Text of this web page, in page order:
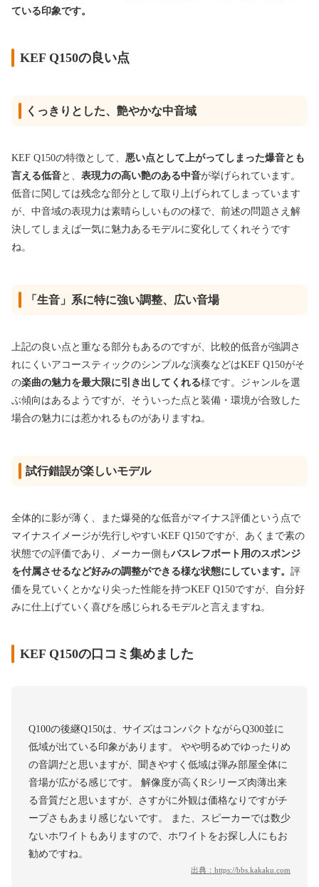
ている印象です。
KEF Q150の良い点
くっきりとした、艶やかな中音域
KEF Q150の特徴として、 悪い点として上がってしまった爆音とも
言える低音と、 表現力の高い艶のある中音が挙げられています。
低音に関しては残念な部分として取り上げられてしまっています
が、中音域の表現力は素晴らしいものの様で、前述の問題さえ解
決してしまえば一気に魅力あるモデルに変化してくれそうです
ね。
「生音」系に特に強い調整、広い音場
上記の良い点と重なる部分もあるのですが、比較的低音が強調さ
れにくいアコースティックのシンプルな演奏などはKEF Q150がそ
の楽曲の魅力を最大限に引き出してくれる様です。ジャンルを選
ぶ傾向はあるようですが、そういった点と装備・環境が合致した
場合の魅力には惹かれるものがありますね。
試行錯誤が楽しいモデル
全体的に影が薄く、また爆発的な低音がマイナス評価という点で
マイナスイメージが先行しやすいKEF Q150ですが、あくまで素の
状態での評価であり、メーカー側もバスレフポート用のスポンジ
を付属させるなど好みの調整ができる様な状態にしています。 評
価を見ていくとかなり尖った性能を持つKEF Q150ですが、自分好
みに仕上げていく喜びを感じられるモデルと言えますね。
KEF Q150の口コミ集めました
Q100の後継Q150は、サイズはコンパクトながらQ300並に
低域が出ている印象があります。 やや明るめでゆったりめ
の音調だと思いますが、聞きやすく低域は弾み部屋全体に
音場が広がる感じです。 解像度が高くRシリーズ肉薄出来
る音質だと思いますが、さすがに外観は価格なりですがチ
ープさもあまり感じないです。 また、スピーカーでは数少
ないホワイトもありますので、ホワイトをお探し人にもお
勧めですね。
出典： https://bbs.kakaku.com